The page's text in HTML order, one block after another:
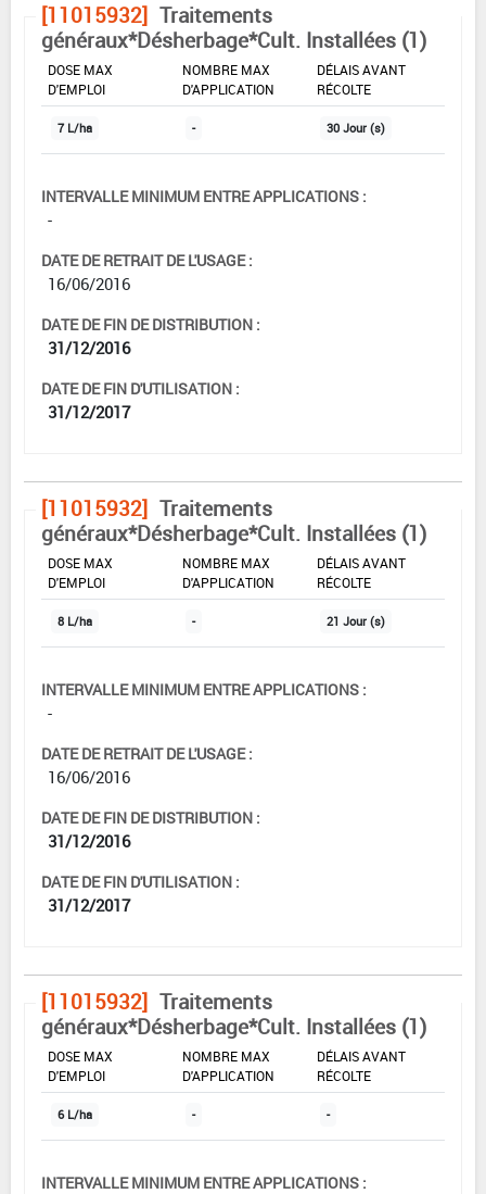
[11015932] Traitements
généraux*Désherbage*Cult. Installées (1)
DOSE MAX
D'EMPLOI
NOMBRE MAX
D'APPLICATION
DÉLAIS AVANT
RÉCOLTE
7 L/ha - 30 Jour (s)
INTERVALLE MINIMUM ENTRE APPLICATIONS :
-
DATE DE RETRAIT DE L'USAGE :
16/06/2016
DATE DE FIN DE DISTRIBUTION :
31/12/2016
DATE DE FIN D'UTILISATION :
31/12/2017
[11015932] Traitements
généraux*Désherbage*Cult. Installées (1)
DOSE MAX
D'EMPLOI
NOMBRE MAX
D'APPLICATION
DÉLAIS AVANT
RÉCOLTE
8 L/ha - 21 Jour (s)
INTERVALLE MINIMUM ENTRE APPLICATIONS :
-
DATE DE RETRAIT DE L'USAGE :
16/06/2016
DATE DE FIN DE DISTRIBUTION :
31/12/2016
DATE DE FIN D'UTILISATION :
31/12/2017
[11015932] Traitements
généraux*Désherbage*Cult. Installées (1)
DOSE MAX
D'EMPLOI
NOMBRE MAX
D'APPLICATION
DÉLAIS AVANT
RÉCOLTE
6 L/ha - -
INTERVALLE MINIMUM ENTRE APPLICATIONS :